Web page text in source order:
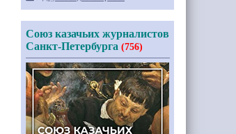
Союз казачьих журналистов
Санкт-Петербурга (756)